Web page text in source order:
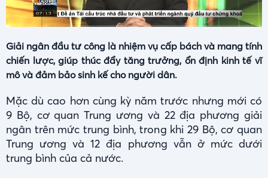
Time
Giải ngân đầu tư công là nhiệm vụ cấp bách và mang tính
chiến lược, giúp thúc đẩy tăng trưởng, ổn định kinh tế vĩ
mô và đảm bảo sinh kế cho người dân.
Mặc dù cao hơn cùng kỳ năm trước nhưng mới có
9 Bộ, cơ quan Trung ương và 22 địa phương giải
ngân trên mức trung bình, trong khi 29 Bộ, cơ quan
Trung ương và 12 địa phương vẫn ở mức dưới
trung bình của cả nước.